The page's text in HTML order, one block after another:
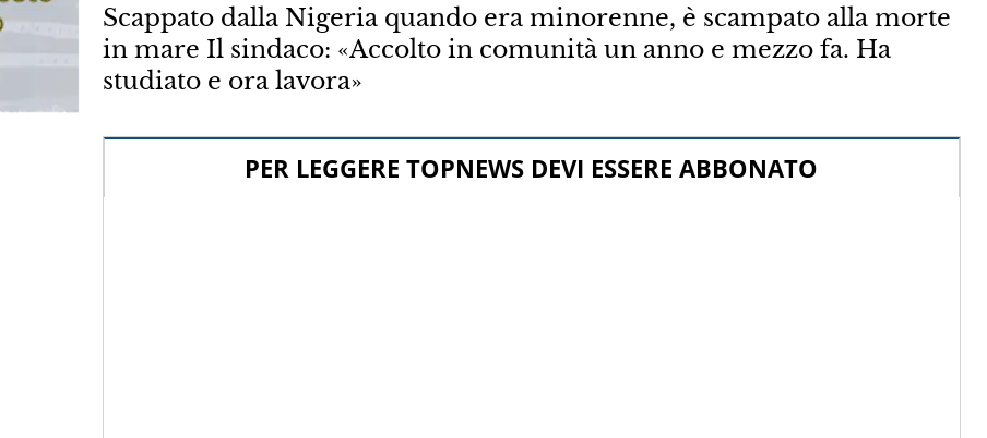
Scappato dalla Nigeria quando era minorenne, è scampato alla morte
in mare Il sindaco: «Accolto in comunità un anno e mezzo fa. Ha
studiato e ora lavora»
PER LEGGERE TOPNEWS DEVI ESSERE ABBONATO